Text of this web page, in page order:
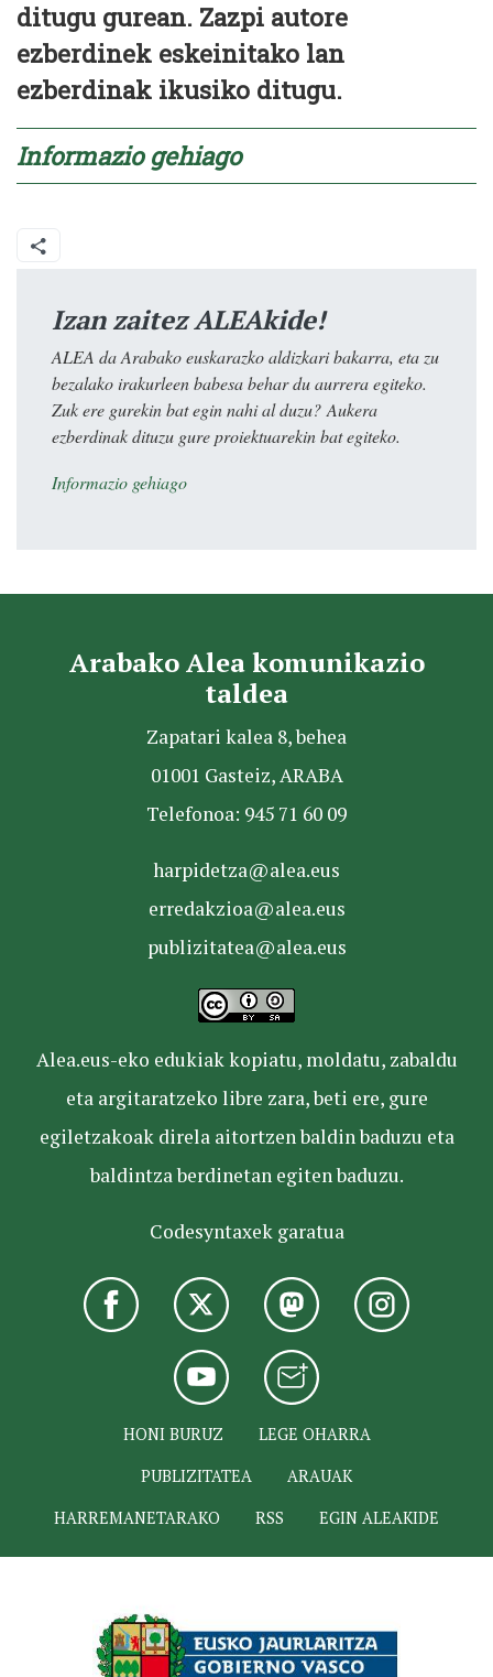
ditugu gurean. Zazpi autore
ezberdinek eskeinitako lan
ezberdinak ikusiko ditugu.
Informazio gehiago
Izan zaitez ALEAkide!
ALEA da Arabako euskarazko aldizkari bakarra, eta zu
bezalako irakurleen babesa behar du aurrera egiteko.
Zuk ere gurekin bat egin nahi al duzu? Aukera
ezberdinak dituzu gure proiektuarekin bat egiteko.
Informazio gehiago
Arabako Alea komunikazio
taldea
Zapatari kalea 8, behea
01001 Gasteiz, ARABA
Telefonoa: 945 71 60 09
harpidetza@alea.eus
erredakzioa@alea.eus
publizitatea@alea.eus
Alea.eus-eko edukiak kopiatu, moldatu, zabaldu
eta argitaratzeko libre zara, beti ere, gure
egiletzakoak direla aitortzen baldin baduzu eta
baldintza berdinetan egiten baduzu.
Codesyntaxek garatua
HONI BURUZ
LEGE OHARRA
PUBLIZITATEA
ARAUAK
HARREMANETARAKO
RSS EGIN ALEAKIDE